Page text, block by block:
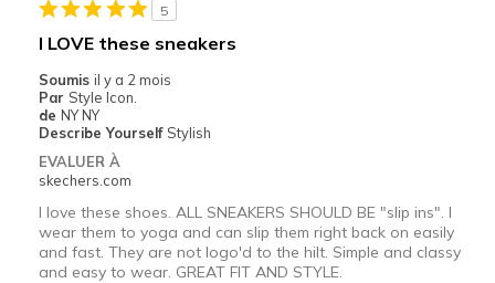
Special Occasions
Width
Sizing
View On Shoes
Shoes are for Wearing
5
I LOVE these sneakers
Soumis il y a 2 mois
Par Style Icon.
de NY NY
Describe Yourself Stylish
EVALUER À
skechers.com
I love these shoes. ALL SNEAKERS SHOULD BE "slip ins". I
wear them to yoga and can slip them right back on easily
and fast. They are not logo'd to the hilt. Simple and classy
and easy to wear. GREAT FIT AND STYLE.